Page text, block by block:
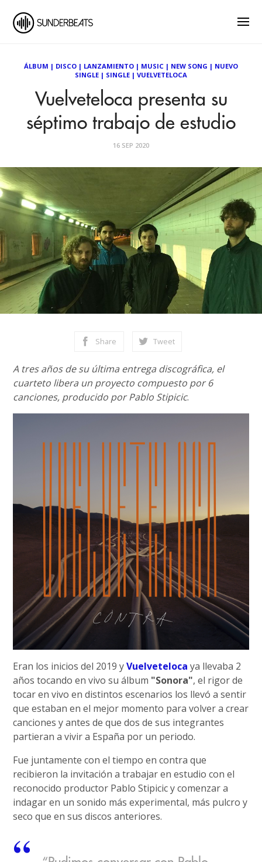
ÁLBUM | DISCO | LANZAMIENTO | MUSIC | NEW SONG | NUEVO
SINGLE | SINGLE | VUELVETELOCA
Vuelveteloca presenta su
séptimo trabajo de estudio
16 SEP 2020
Share Tweet
A tres años de su última entrega discográfica, el
cuarteto libera un proyecto compuesto por 6
canciones, producido por Pablo Stipicic.
Eran los inicios del 2019 yVuelveteloca ya llevaba 2
años tocando en vivo su álbum "Sonora", el rigor de
tocar en vivo en distintos escenarios los llevó a sentir
que estaban en el mejor momento para volver a crear
canciones y antes de que dos de sus integrantes
partieran a vivir a España por un periodo.
Fue juntamente con el tiempo en contra que
recibieron la invitación a trabajar en estudio con el
reconocido productor Pablo Stipicic y comenzar a
indagar en un sonido más experimental, más pulcro y
seco que en sus discos anteriores.